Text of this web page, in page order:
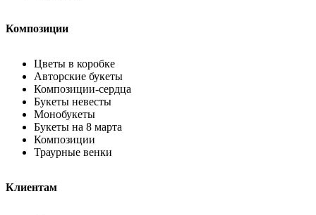
Композиции
Цветы в коробке
Авторские букеты
Композиции-сердца
Букеты невесты
Монобукеты
Букеты на 8 марта
Композиции
Траурные венки
Клиентам